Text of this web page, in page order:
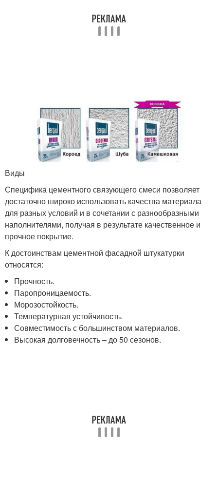
Виды
Специфика цементного связующего смеси позволяет
достаточно широко использовать качества материала
для разных условий и в сочетании с разнообразными
наполнителями, получая в результате качественное и
прочное покрытие.
К достоинствам цементной фасадной штукатурки
относятся:
Прочность.
Паропроницаемость.
Морозостойкость.
Температурная устойчивость.
Совместимость с большинством материалов.
Высокая долговечность – до 50 сезонов.